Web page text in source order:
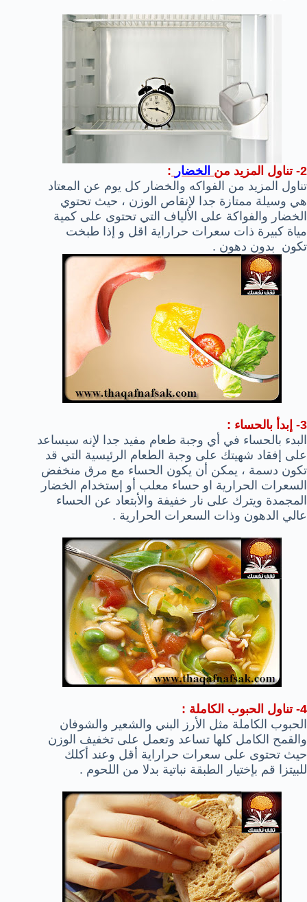
2- تناول المزيد من الخضار :
تناول المزيد من الفواكه والخضار كل يوم عن المعتاد
هي وسيلة ممتازة جدا لإنقاص الوزن ، حيث تحتوي
الخضار والفواكة على الألياف التي تحتوى على كمية
مياة كبيرة ذات سعرات حراراية اقل و إذا طبخت
تكون بدون دهون .
3- إبدأ بالحساء :
البدء بالحساء في أي وجبة طعام مفيد جدا لإنه سيساعد
على إفقاد شهيتك على وجبة الطعام الرئيسية التي قد
تكون دسمة ، يمكن أن يكون الحساء مع مرق منخفض
السعرات الحرارية او حساء معلب أو إستخدام الخضار
المجمدة ويترك على نار خفيفة والأبتعاد عن الحساء
عالي الدهون وذات السعرات الحرارية .
4- تناول الحبوب الكاملة :
الحبوب الكاملة مثل الأرز البني والشعير والشوفان
والقمح الكامل كلها تساعد وتعمل على تخفيف الوزن
حيث تحتوى على سعرات حراراية أقل وعند أكلك
للبيتزا قم بإختيار الطبقة نباتية بدلا من اللحوم .